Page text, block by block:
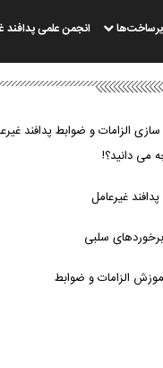
انجمن علمی پدافند
سازی الزامات و ضوابط پدافند
می دانید؟!
غیرعامل
سلبی
الزامات و ضوابط